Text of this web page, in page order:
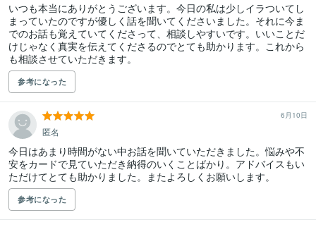
いつも本当にありがとうございます。今日の私は少しイラついてし
まっていたのですが優しく話を聞いてくださいました。それに今ま
でのお話も覚えていてくださって、相談しやすいです。いいことだ
けじゃなく真実を伝えてくださるのでとても助かります。これから
も相談させていただきます。
参考になった
6月10日
匿名
今日はあまり時間がない中お話を聞いていただきました。悩みや不
安をカードで見ていただき納得のいくことばかり。アドバイスもい
ただけてとても助かりました。またよろしくお願いします。
参考になった